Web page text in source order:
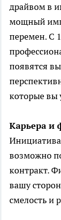
драйвом в
мощный
перемен. С
появятся
которые вы
Карьера и
возможно
контракт.
вашу
смелость и